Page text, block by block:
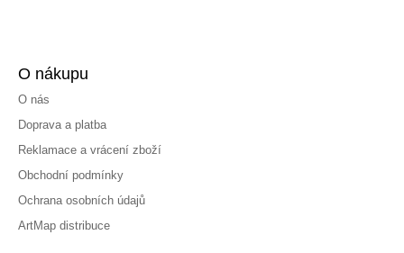
O nákupu
O nás
Doprava a platba
Reklamace a vrácení zboží
Obchodní podmínky
Ochrana osobních údajů
ArtMap distribuce